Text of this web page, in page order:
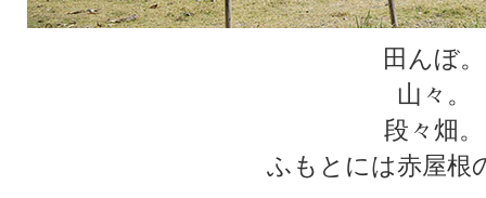
田んぼ。
山々。
段々畑。
ふもとには赤屋根